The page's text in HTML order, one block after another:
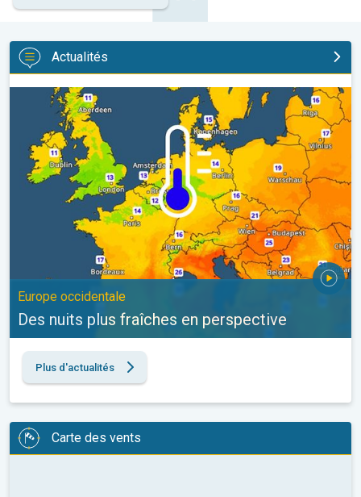
Actualités
Des nuits plus fraîches en perspective. Europe occidentale. . .
Europe occidentale
Des nuits plus fraîches en perspective
Plus d'actualités
Carte des vents